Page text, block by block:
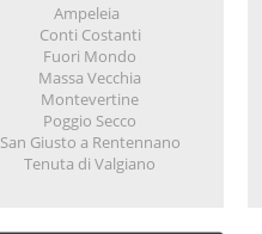
Ampeleia
Conti Costanti
Fuori Mondo
Massa Vecchia
Montevertine
Poggio Secco
San Giusto a Rentennano
Tenuta di Valgiano